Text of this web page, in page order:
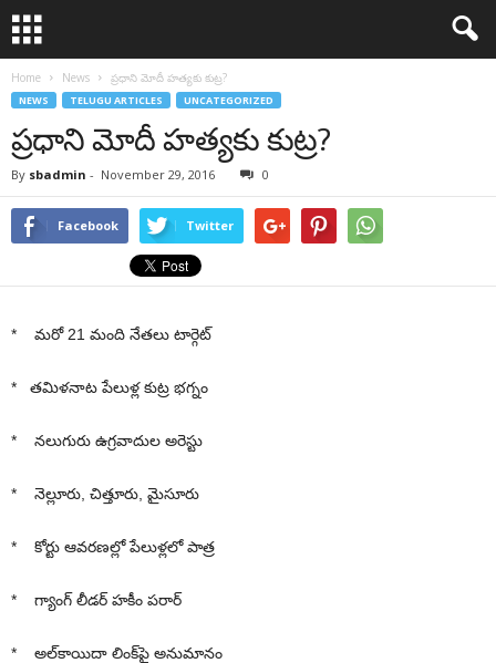
Home News ప్రధాని మోదీ హత్యకు కుట్ర?
NEWS TELUGU ARTICLES UNCATEGORIZED
ప్రధాని మోదీ హత్యకు కుట్ర?
By sbadmin - November 29, 2016 0
Facebook Twitter
* మరో 21 మంది నేతలు టార్గెట్‌
* తమిళనాట పేలుళ్ల కుట్ర భగ్నం
* నలుగురు ఉగ్రవాదుల అరెస్టు
* నెల్లూరు, చిత్తూరు, మైసూరు
* కోర్టు ఆవరణల్లో పేలుళ్లలో పాత్ర
* గ్యాంగ్‌ లీడర్‌ హకీం పరార్‌
* అల్‌కాయిదా లింక్‌పై అనుమానం